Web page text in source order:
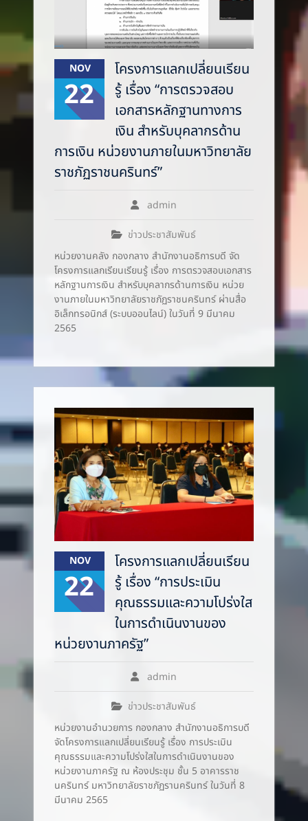
NOV
22
โครงการแลกเปลี่ยนเรียน
รู้ เรื่อง “การตรวจสอบ
เอกสารหลักฐานทางการ
เงิน สำหรับบุคลากรด้าน
การเงิน หน่วยงานภายในมหาวิทยาลัย
ราชภัฏราชนครินทร์”
admin
ข่าวประชาสัมพันธ์
หน่วยงานคลัง กองกลาง สำนักงานอธิการบดี จัด
โครงการแลกเรียนเรียนรู้ เรื่อง การตรวจสอบเอกสาร
หลักฐานการเงิน สำหรับบุคลากรด้านการเงิน หน่วย
งานภายในมหาวิทยาลัยราชภัฏราชนครินทร์ ผ่านสื่อ
อิเล็กทรอนิกส์ (ระบบออนไลน์) ในวันที่ 9 มีนาคม
2565
NOV
22
โครงการแลกเปลี่ยนเรียน
รู้ เรื่อง “การประเมิน
คุณธรรมและความโปร่งใส
ในการดำเนินงานของ
หน่วยงานภาครัฐ”
admin
ข่าวประชาสัมพันธ์
หน่วยงานอำนวยการ กองกลาง สำนักงานอธิการบดี
จัดโครงการแลกเปลี่ยนเรียนรู้ เรื่อง การประเมิน
คุณธรรมและความโปร่งใสในการดำเนินงานของ
หน่วยงานภาครัฐ ณ ห้องประชุม ชั้น 5 อาคารราช
นครินทร์ มหาวิทยาลัยราชภัฏรานครินทร์ ในวันที่ 8
มีนาคม 2565